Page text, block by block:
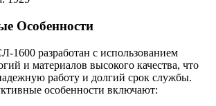
Особенности
1600 разработан с использованием
и материалов высокого качества, что
работу и долгий срок службы.
особенности включают: